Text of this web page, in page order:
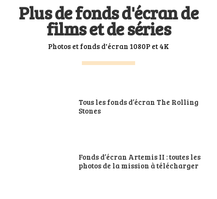
Plus de fonds d'écran de
films et de séries
Photos et fonds d'écran 1080P et 4K
Tous les fonds d’écran The Rolling
Stones
Fonds d’écran Artemis II : toutes les
photos de la mission à télécharger